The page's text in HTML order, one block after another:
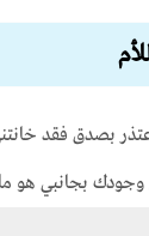
بصدق فقد
وجودك بجانبي هو